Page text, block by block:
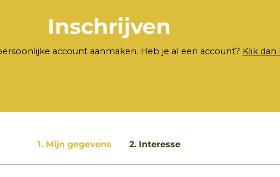
Inschrijven
account aanmaken. Heb je al een account? Klik dan
1. Mijn gegevens 2. Interesse